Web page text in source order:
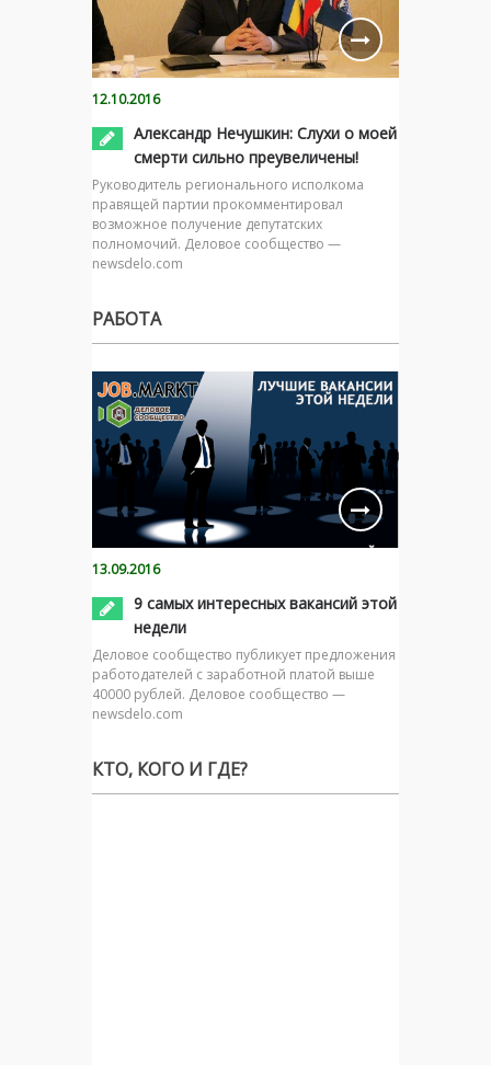
12.10.2016
Александр Нечушкин: Слухи о моей
смерти сильно преувеличены!
Руководитель регионального исполкома
правящей партии прокомментировал
возможное получение депутатских
полномочий. Деловое сообщество —
newsdelo.com
РАБОТА
13.09.2016
9 самых интересных вакансий этой
недели
Деловое сообщество публикует предложения
работодателей с заработной платой выше
40000 рублей. Деловое сообщество —
newsdelo.com
КТО, КОГО И ГДЕ?